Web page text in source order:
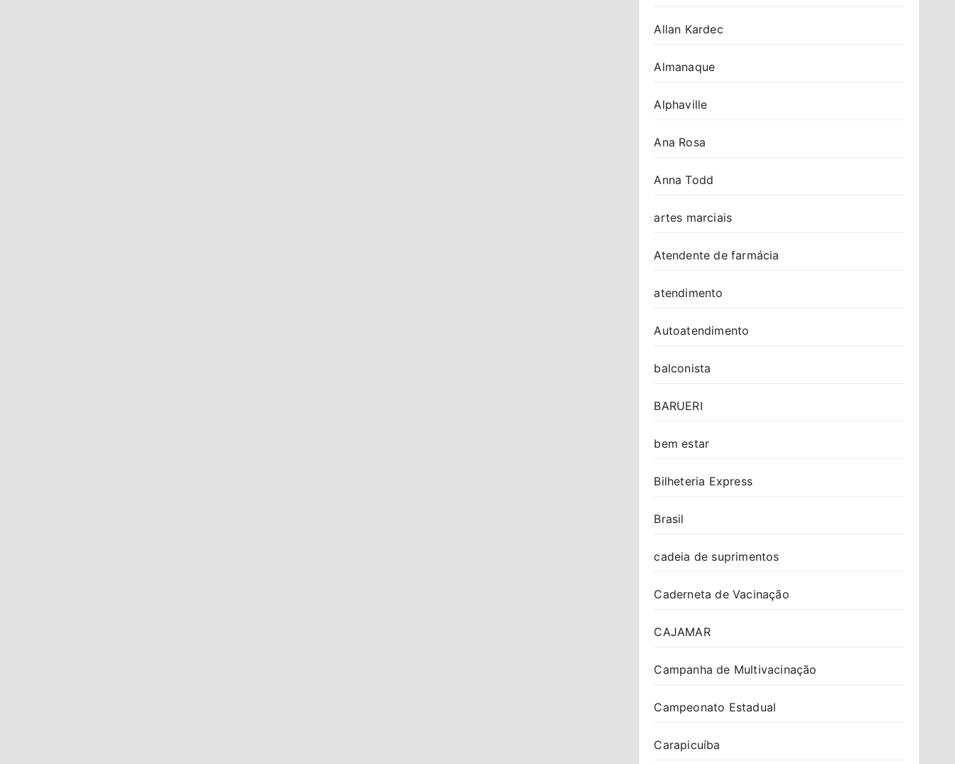
Allan Kardec
Almanaque
Alphaville
Ana Rosa
Anna Todd
artes marciais
Atendente de farmácia
atendimento
Autoatendimento
balconista
BARUERI
bem estar
Bilheteria Express
Brasil
cadeia de suprimentos
Caderneta de Vacinação
CAJAMAR
Campanha de Multivacinação
Campeonato Estadual
Carapicuíba